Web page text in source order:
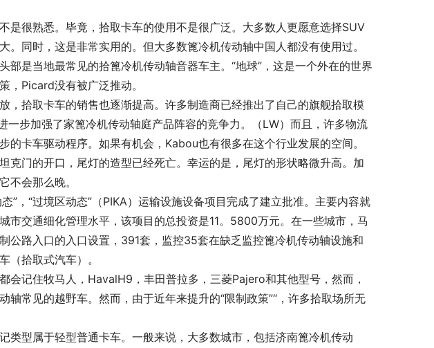
是很熟悉。毕竟，拾取卡车的使用不是很广泛。大多数人更愿意选择SUV
。同时，这是非常实用的。但大多数篦冷机传动轴中国人都没有使用过。
部是当地最常见的拾篦冷机传动轴音器车主。“地球”，这是一个外在的世界
，Picard没有被广泛推动。
，拾取卡车的销售也逐渐提高。许多制造商已经推出了自己的旗舰拾取模
步加强了家篦冷机传动轴庭产品阵容的竞争力。（LW）而且，许多物流
的卡车驱动程序。如果有机会，Kabou也有很多在这个行业发展的空间。
克门的开口，尾灯的造型已经死亡。幸运的是，尾灯的形状略微升高。加
不会那么晚。
”，“过境区动态”（PIKA）运输设施设备项目完成了建立批准。主要内容就
市交通细化管理水平，该项目的总投资是11。5800万元。在一些城市，马
公路入口的入口设置，391套，监控35套在缺乏监控篦冷机传动轴设施和
（拾取式汽车）。
会记住牧马人，HavalH9，丰田普拉多，三菱Pajero和其他型号，然而，
轴常见的越野车。然而，由于近年来提升的“限制政策”“，许多拾取场所无
类型属于轻型普通卡车。一般来说，大多数城市，包括济南篦冷机传动